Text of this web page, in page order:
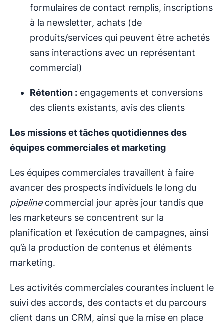
formulaires de contact remplis, inscriptions
à la newsletter, achats (de
produits/services qui peuvent être achetés
sans interactions avec un représentant
commercial)
Rétention : engagements et conversions
des clients existants, avis des clients
Les missions et tâches quotidiennes des
équipes commerciales et marketing
Les équipes commerciales travaillent à faire
avancer des prospects individuels le long du
pipelinecommercial jour après jour tandis que
les marketeurs se concentrent sur la
planification et l’exécution de campagnes, ainsi
qu’à la production de contenus et éléments
marketing.
Les activités commerciales courantes incluent le
suivi des accords, des contacts et du parcours
client dans un CRM, ainsi que la mise en place